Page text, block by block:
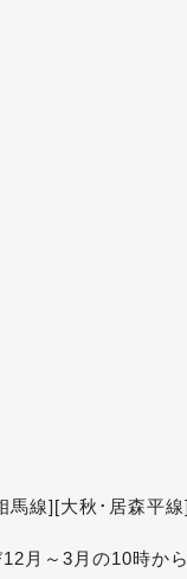
線][大秋･居森平
月～3月の10時から